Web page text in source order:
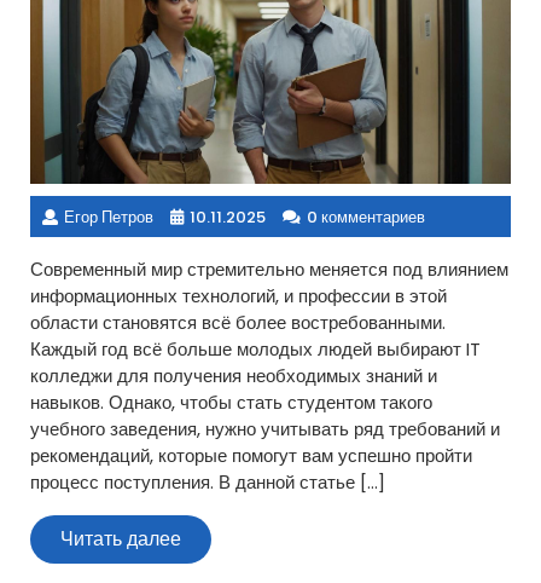
Егор Петров 10.11.2025 0 комментариев
Современный мир стремительно меняется под влиянием
информационных технологий, и профессии в этой
области становятся всё более востребованными.
Каждый год всё больше молодых людей выбирают IT
колледжи для получения необходимых знаний и
навыков. Однако, чтобы стать студентом такого
учебного заведения, нужно учитывать ряд требований и
рекомендаций, которые помогут вам успешно пройти
процесс поступления. В данной статье […]
Читать далееЧитать
далее